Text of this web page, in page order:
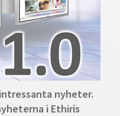
nyheter.
i Ethiris